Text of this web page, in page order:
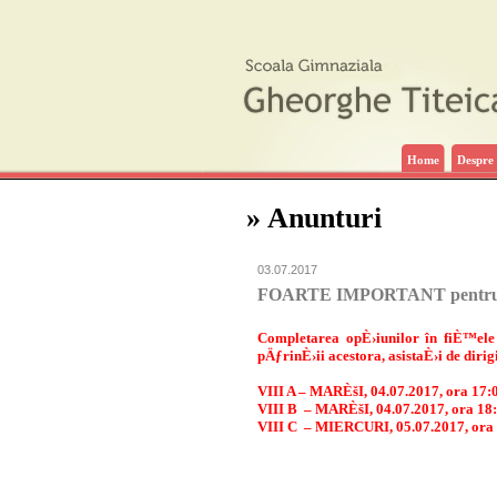
Home Despre
» Anunturi
03.07.2017
FOARTE IMPORTANT
Completarea opÈ›iunilor în
pÄƒrinÈ›ii acestora, asistaÈ›i de
VIII A – MARÈšI, 04.07.2017, ora
VIII B – MARÈšI, 04.07.2017, ora
VIII C – MIERCURI, 05.07.2017,